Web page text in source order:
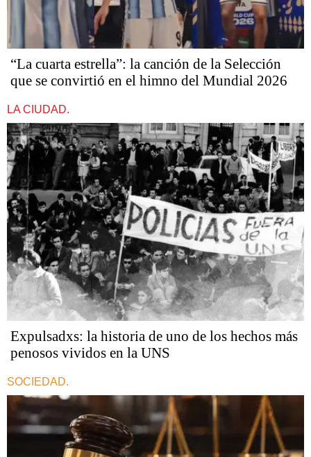
“La cuarta estrella”: la canción de la Selección
que se convirtió en el himno del Mundial 2026
LA CIUDAD.
Expulsadxs: la historia de uno de los hechos más
penosos vividos en la UNS
SOCIEDAD.